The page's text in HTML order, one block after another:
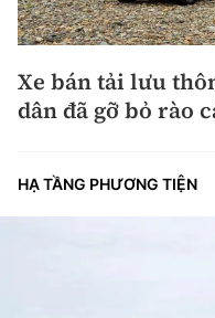
Xe bán tải lưu
dân đã gỡ bỏ rào
HẠ TẦNG PHƯƠNG TIỆN